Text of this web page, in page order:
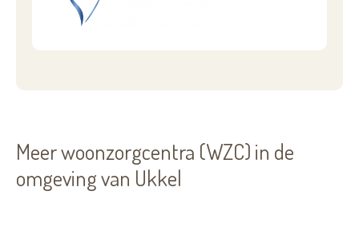
Meer woonzorgcentra (WZC) in de
omgeving van Ukkel